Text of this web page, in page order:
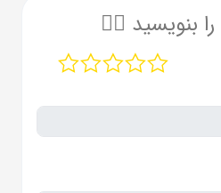
بنویسید ✍🏻